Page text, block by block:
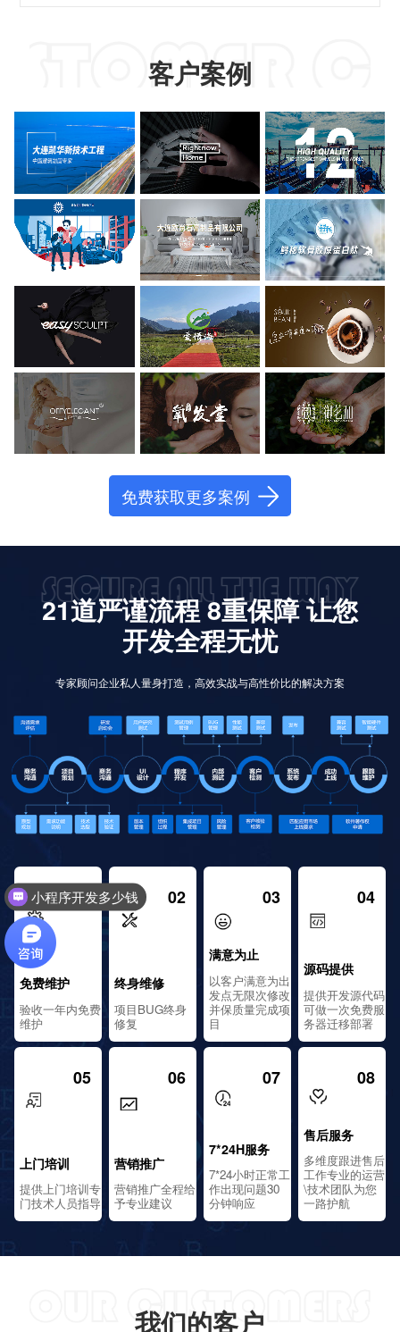
客户案例
免费获取更多案例
21道严谨流程 8重保障 让您
开发全程无忧
专家顾问企业私人量身打造，高效实战与高性价比的解决方案
01
免费维护
验收一年内免费
维护
02
终身维修
项目BUG终身
修复
03
满意为止
以客户满意为出
发点无限次修改
并保质量完成项
目
04
源码提供
提供开发源代码
可做一次免费服
务器迁移部署
05
上门培训
提供上门培训专
门技术人员指导
06
营销推广
营销推广全程给
予专业建议
07
7*24H服务
7*24小时正常工
作出现问题30
分钟响应
08
售后服务
多维度跟进售后
工作专业的运营
\技术团队为您
一路护航
我们的客户
小程序开发多少钱